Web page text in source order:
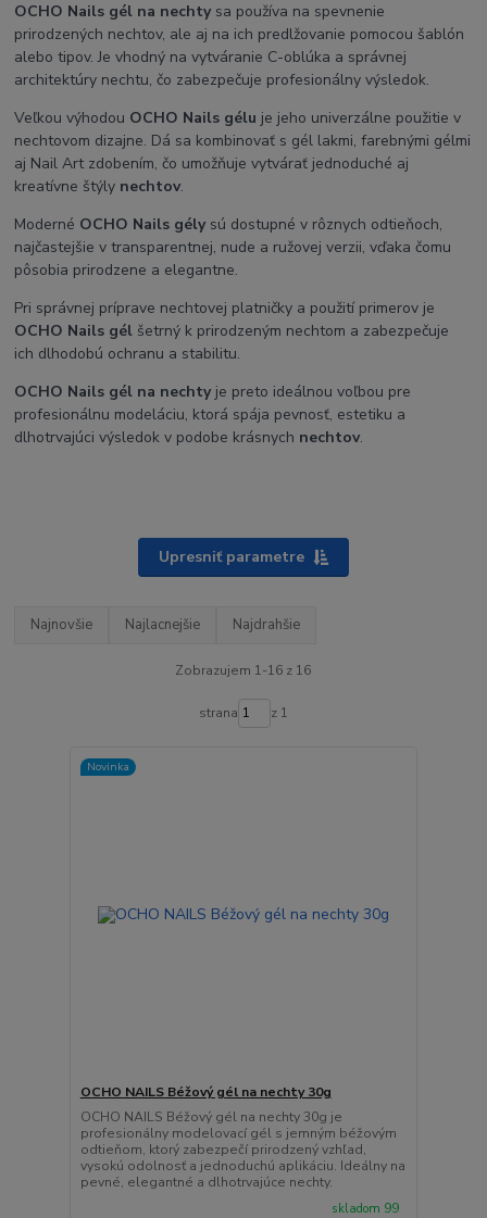
OCHO Nails gél na nechty sa používa na spevnenie
prirodzených nechtov, ale aj na ich predlžovanie pomocou šablón
alebo tipov. Je vhodný na vytváranie C-oblúka a správnej
architektúry nechtu, čo zabezpečuje profesionálny výsledok.
Veľkou výhodou OCHO Nails gélu je jeho univerzálne použitie v
nechtovom dizajne. Dá sa kombinovať s gél lakmi, farebnými gélmi
aj Nail Art zdobením, čo umožňuje vytvárať jednoduché aj
kreatívne štýly nechtov.
Moderné OCHO Nails gély sú dostupné v rôznych odtieňoch,
najčastejšie v transparentnej, nude a ružovej verzii, vďaka čomu
pôsobia prirodzene a elegantne.
Pri správnej príprave nechtovej platničky a použití primerov je
OCHO Nails gél šetrný k prirodzeným nechtom a zabezpečuje
ich dlhodobú ochranu a stabilitu.
OCHO Nails gél na nechty je preto ideálnou voľbou pre
profesionálnu modeláciu, ktorá spája pevnosť, estetiku a
dlhotrvajúci výsledok v podobe krásnych nechtov.
Upresniť parametre
Najnovšie Najlacnejšie Najdrahšie
Zobrazujem 1-16 z 16
strana z 1
Novinka
OCHO NAILS Béžový gél na nechty 30g
OCHO NAILS Béžový gél na nechty 30g je
profesionálny modelovací gél s jemným béžovým
odtieňom, ktorý zabezpečí prirodzený vzhľad,
vysokú odolnosť a jednoduchú aplikáciu. Ideálny na
pevné, elegantné a dlhotrvajúce nechty.
skladom 99